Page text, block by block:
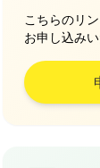
こちらのリ
お申し込みい